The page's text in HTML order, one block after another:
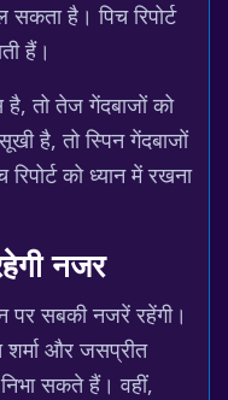
है। पिच रिपोर्ट
हैं।
तो तेज गेंदबाजों को
है, तो स्पिन गेंदबाजों
को ध्यान में रखना
नजर
पर सबकी नजरें रहेंगी।
शर्मा और जसप्रीत
सकते हैं। वहीं,